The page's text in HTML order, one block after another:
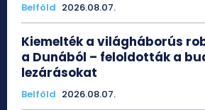
Belföld 2026.08.07.
Kiemelték a világháborús
a Dunából – feloldották a
lezárásokat
Belföld 2026.08.07.